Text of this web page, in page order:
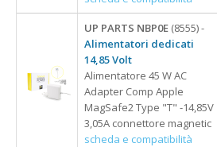
UP PARTS NBP0E (8555) -
Alimentatori dedicati
14,85 Volt
Alimentatore 45 W AC
Adapter Comp Apple
MagSafe2 Type "T" -14,85V
3,05A connettore magnetic
scheda e compatibilità